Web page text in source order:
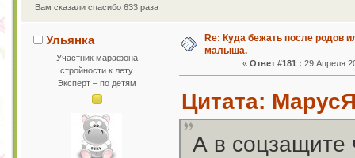
Вам сказали спасибо 633 раза
Ульянка
Участник марафона
стройности к лету
Эксперт – по детям
Re: Куда бежать после родов
малыша.
«Ответ #181 : 29 Апреля
Цитата:
А в соцзащите